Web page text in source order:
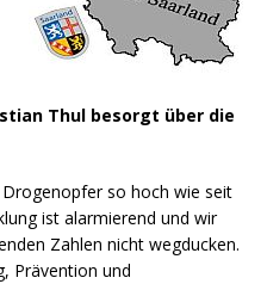
Thul besorgt über die
so hoch wie seit
ist alarmierend und wir
Zahlen nicht wegducken.
Prävention und